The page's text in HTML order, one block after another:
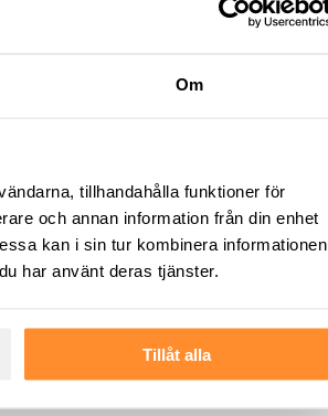
Om
tillhandahålla funktioner för
och annan information från din enhet
kan i sin tur kombinera informationen
har använt deras tjänster.
Tillåt alla